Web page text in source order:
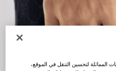
المماثلة لتحسين التنقل في الموقع،